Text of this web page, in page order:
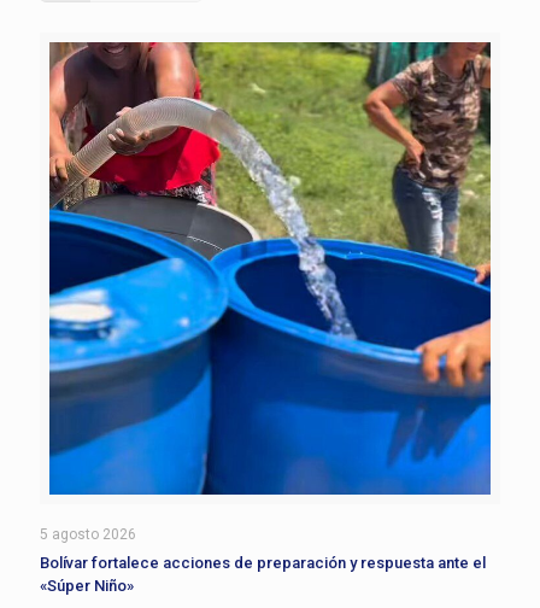
5 agosto 2026
Bolívar fortalece acciones de preparación y respuesta ante el
«Súper Niño»